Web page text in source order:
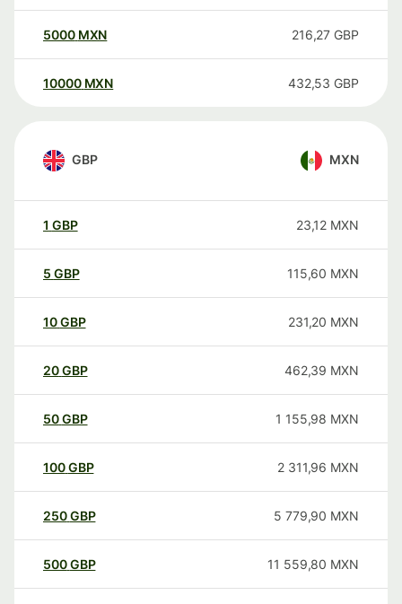
5000 MXN 216,27 GBP
10000 MXN 432,53 GBP
GBP MXN
1 GBP 23,12 MXN
5 GBP 115,60 MXN
10GBP 231,20 MXN
20GBP 462,39 MXN
50GBP 1 155,98 MXN
100GBP 2 311,96 MXN
250GBP 5 779,90 MXN
500GBP 11 559,80 MXN